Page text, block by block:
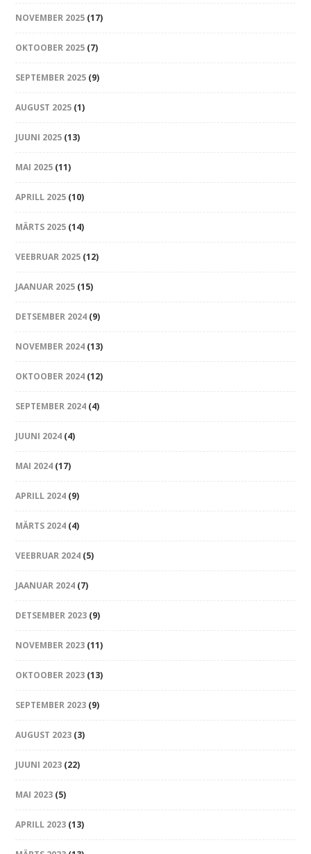
NOVEMBER 2025 (17)
OKTOOBER 2025 (7)
SEPTEMBER 2025 (9)
AUGUST 2025 (1)
JUUNI 2025 (13)
MAI 2025 (11)
APRILL 2025 (10)
MÄRTS 2025 (14)
VEEBRUAR 2025 (12)
JAANUAR 2025 (15)
DETSEMBER 2024 (9)
NOVEMBER 2024 (13)
OKTOOBER 2024 (12)
SEPTEMBER 2024 (4)
JUUNI 2024 (4)
MAI 2024 (17)
APRILL 2024 (9)
MÄRTS 2024 (4)
VEEBRUAR 2024 (5)
JAANUAR 2024 (7)
DETSEMBER 2023 (9)
NOVEMBER 2023 (11)
OKTOOBER 2023 (13)
SEPTEMBER 2023 (9)
AUGUST 2023 (3)
JUUNI 2023 (22)
MAI 2023 (5)
APRILL 2023 (13)